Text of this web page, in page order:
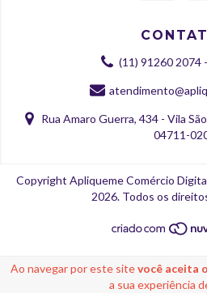
Ao navegar por este sitevocê aceita
a sua experiência
(11) 91260 2074
Rua Amaro Guerra, 434 - Vila
04711-
Copyright Apliqueme Comércio
2026. Todos os